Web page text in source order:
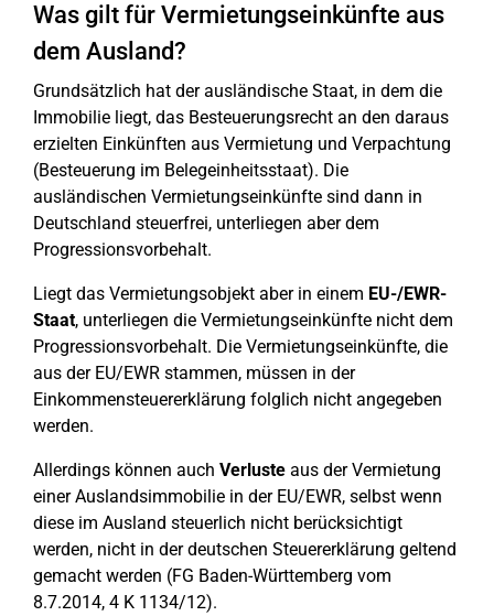
Was gilt für Vermietungseinkünfte aus
dem Ausland?
Grundsätzlich hat der ausländische Staat, in dem die
Immobilie liegt, das Besteuerungsrecht an den daraus
erzielten Einkünften aus Vermietung und Verpachtung
(Besteuerung im Belegeinheitsstaat). Die
ausländischen Vermietungseinkünfte sind dann in
Deutschland steuerfrei, unterliegen aber dem
Progressionsvorbehalt.
Liegt das Vermietungsobjekt aber in einem EU-/EWR-
Staat, unterliegen die Vermietungseinkünfte nicht dem
Progressionsvorbehalt. Die Vermietungseinkünfte, die
aus der EU/EWR stammen, müssen in der
Einkommensteuererklärung folglich nicht angegeben
werden.
Allerdings können auch Verluste aus der Vermietung
einer Auslandsimmobilie in der EU/EWR, selbst wenn
diese im Ausland steuerlich nicht berücksichtigt
werden, nicht in der deutschen Steuererklärung geltend
gemacht werden (FG Baden-Württemberg vom
8.7.2014, 4 K 1134/12).